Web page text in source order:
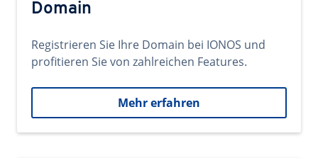
Domain
Registrieren Sie Ihre Domain bei IONOS und
profitieren Sie von zahlreichen Features.
Mehr erfahren